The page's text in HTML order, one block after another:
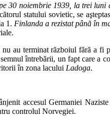
30 noiembrie 1939, la trei luni
statului sovietic, se
1. Finlanda a rezistat până în
au terminat războiul fără a fi
întrebării, un fapt care a
în zona lacului Ladoga.
accesul Germaniei
controlul Norvegiei.